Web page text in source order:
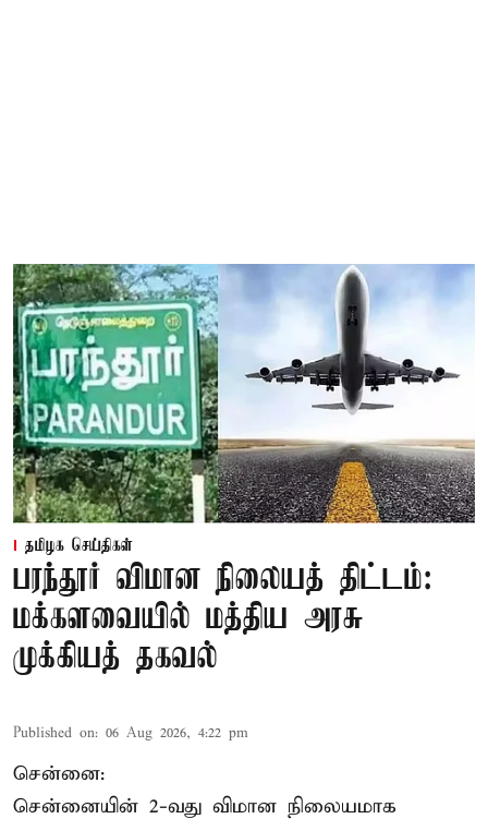
தமிழக செய்திகள்
பரந்தூர் விமான நிலையத் திட்டம்:
மக்களவையில் மத்திய அரசு
முக்கியத் தகவல்
Published on: 06 Aug 2026, 4:22 pm
சென்னை:
சென்னையின் 2-வது விமான நிலையமாக